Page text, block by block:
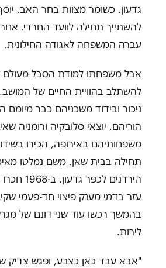
גדעון. כשומר מצוות בחר האב,
עברה המשפחה לאגודה החילונית.
אבל משפחתו למודת הסבל מעולם
להשתלב בהוויית החיים של
ניכור ובידוד משכניהם כבר מיומם
הוריהם, יוצאי סלובקיה ורומניה
משפחותיהם באירופה, הכירו
תחילה בבית שאן. משם נמלטו
הירדנים
עזר בדמי מענק פיצוי חד-פעמי
לירות.
"אבא עבד כאן כצבע, ופגש צדיק